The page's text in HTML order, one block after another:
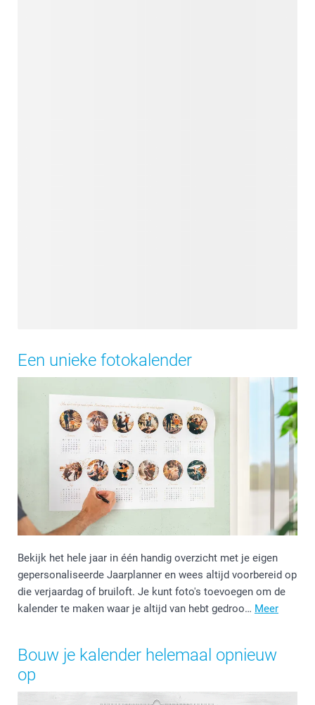
Een unieke fotokalender
Bekijk het hele jaar in één handig overzicht met je eigen
gepersonaliseerde Jaarplanner en wees altijd voorbereid op
die verjaardag of bruiloft. Je kunt foto's toevoegen om de
kalender te maken waar je altijd van hebt gedroo… Meer
Bouw je kalender helemaal opnieuw
op